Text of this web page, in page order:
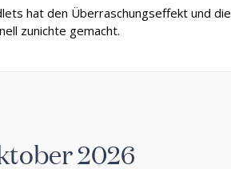
hat den Überraschungseffekt und die
zunichte gemacht.
2026